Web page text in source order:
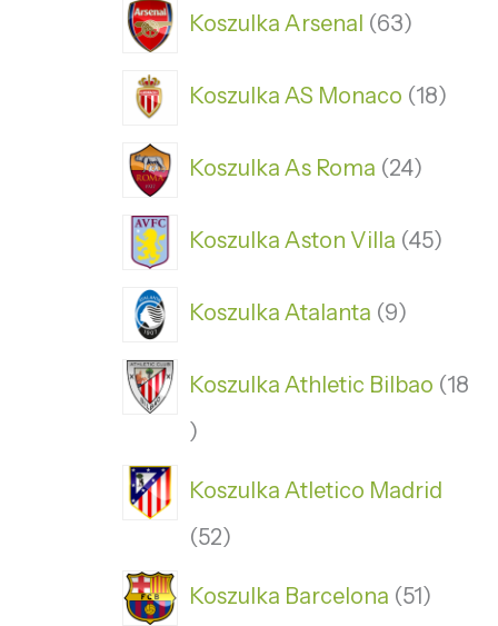
Koszulka Arsenal 63
Koszulka AS Monaco 18
Koszulka As Roma 24
Koszulka Aston Villa 45
Koszulka Atalanta 9
Koszulka Athletic Bilbao 18
Koszulka Atletico Madrid
52
Koszulka Barcelona 51